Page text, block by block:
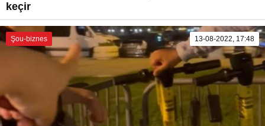
keçir
Şou-biznes 13-08-2022, 17:48